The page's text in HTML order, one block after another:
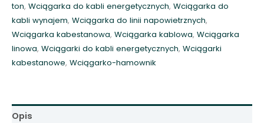
ton, Wciągarka do kabli energetycznych, Wciągarka do
kabli wynajem, Wciągarka do linii napowietrznych,
Wciągarka kabestanowa, Wciągarka kablowa, Wciągarka
linowa, Wciągarki do kabli energetycznych, Wciągarki
kabestanowe, Wciągarko-hamownik
Opis